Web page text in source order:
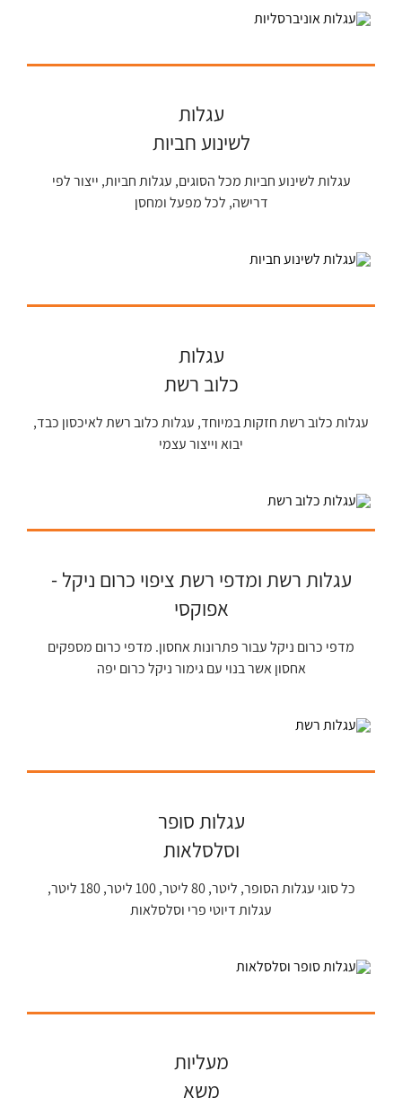
עגלות
לשינוע חביות
עגלות לשינוע חביות מכל הסוגים, עגלות חביות, ייצור לפי
דרישה, לכל מפעל ומחסן
עגלות
כלוב רשת
עגלות כלוב רשת חזקות במיוחד, עגלות כלוב רשת לאיכסון כבד,
יבוא וייצור עצמי
עגלות רשת ומדפי רשת ציפוי כרום ניקל -
אפוקסי
מדפי כרום ניקל עבור פתרונות אחסון. מדפי כרום מספקים
אחסון אשר בנוי עם גימור ניקל כרום יפה
עגלות סופר
וסלסלאות
כל סוגי עגלות הסופר, ליטר, 80 ליטר, 100 ליטר, 180 ליטר,
עגלות דיוטי פרי וסלסלאות
מעליות
משא